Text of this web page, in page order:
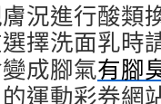
況進行酸類
擇洗面乳時
成腳氣有腳
運動彩券網